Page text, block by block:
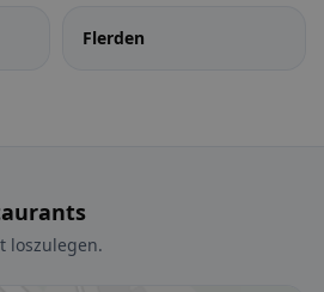
Flerden
loszulegen.